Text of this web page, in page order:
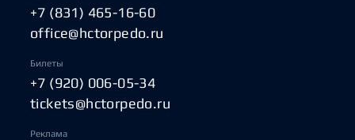
+7 (831) 465-16-60
office@hctorpedo.ru
Билеты
+7 (920) 006-05-34
tickets@hctorpedo.ru
Реклама